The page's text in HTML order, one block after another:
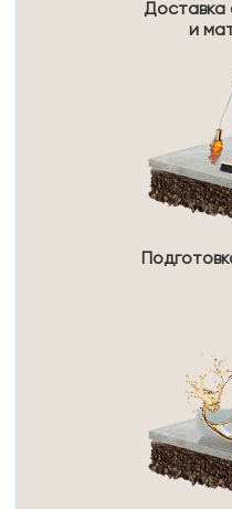
Доставка
и